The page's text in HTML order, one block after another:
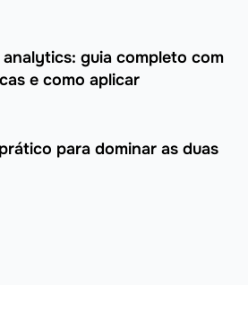
guia completo com
e como aplicar
para dominar as duas